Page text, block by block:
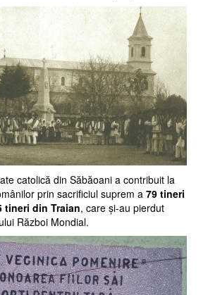
catolică din Săbăoani a contribuit la
prin sacrificiul suprem a 79 tineri
tineri din Traian, care şi-au pierdut
Război Mondial.